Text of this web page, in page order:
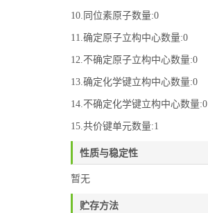
10.同位素原子数量:0
11.确定原子立构中心数量:0
12.不确定原子立构中心数量:0
13.确定化学键立构中心数量:0
14.不确定化学键立构中心数量:0
15.共价键单元数量:1
性质与稳定性
暂无
贮存方法